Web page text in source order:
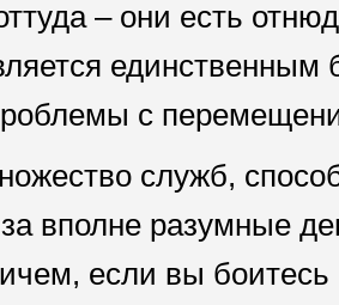
– они есть
с
служб,
вполне разумные
если вы боитесь